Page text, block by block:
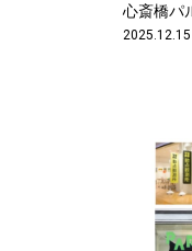
心斎橋パ
2025.12.15